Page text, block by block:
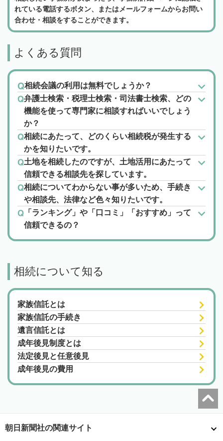
れている電話するボタン、またはメールフォームからお問い
合わせ・相談をすることができます。
よくある質問
相続会議の利用は無料でしょうか？
弁護士検索・税理士検索・司法書士検索、どの
機能を使って専門家に相談すればいいでしょう
か？
相続にあたって、どのくらい相続税が発生する
かを知りたいです。
土地を相続したのですが、土地活用にあたって
信頼できる相談先を探しています。
相続についてわからない事が多いため、手続き
や相談先、法律など色々知りたいです。
「ランキング」や「口コミ」「おすすめ」って
信頼できるの？
相続について知る
家族信託とは
家族信託の手続き
遺言信託とは
成年後見制度とは
法定後見と任意後見
成年後見の費用
朝日新聞社の関連サイト